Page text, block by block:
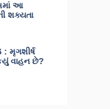
આ
શક્યતા
: મૃગશીર્ષ
વાહન છે?